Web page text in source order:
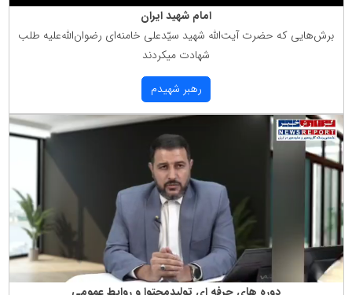
امام شهید ایران
برش‌هایی كه حضرت آیت‌الله شهید سیّدعلی خامنه‌ای رضوان‌الله‌علیه طلب
شهادت میكردند
رهبر شهیدم